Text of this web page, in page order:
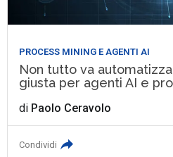
PROCESS MINING E AGENTI AI
Non tutto va
giusta per agenti AI e
di Paolo Ceravolo
Condividi